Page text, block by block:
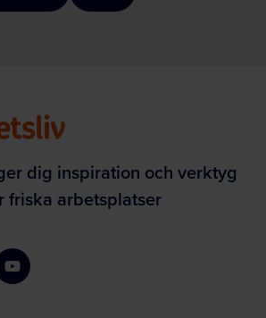
dig inspiration och verktyg
friska arbetsplatser
YouTube